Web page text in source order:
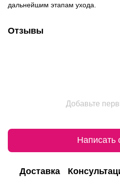
дальнейшим этапам ухода.
Отзывы
Добавьте
Написать
Доставка